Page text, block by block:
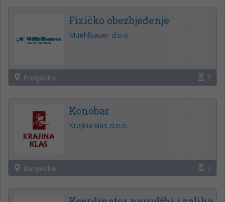
Fizičko obezbjeđenje
Muehlbauer d.o.o.
Banjaluka 7
Konobar
Krajina klas d.o.o.
Banjaluka 7